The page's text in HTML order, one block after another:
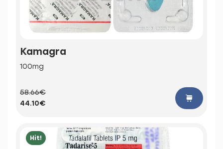
Kamagra
100mg
58.66€
44.10€
Hit!